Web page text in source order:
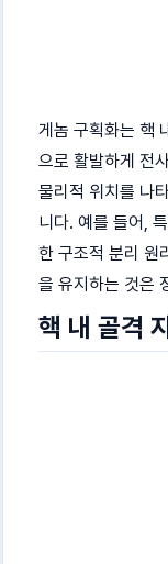
게놈 구획화는 핵
으로 활발하게 전
물리적 위치를 나
니다. 예를 들어,
한 구조적 분리 원
을 유지하는 것은
핵 내 골격